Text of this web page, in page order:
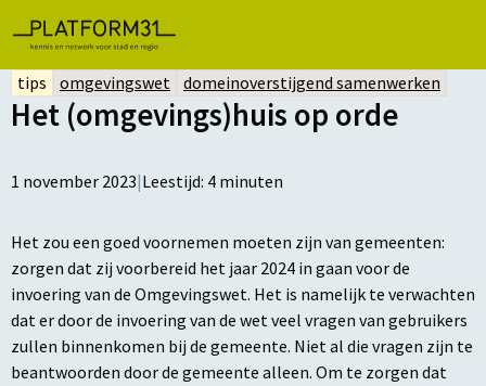
tips omgevingswet domeinoverstijgend samenwerken
Het (omgevings)huis op orde
1 november 2023|Leestijd: 4 minuten
Het zou een goed voornemen moeten zijn van gemeenten:
zorgen dat zij voorbereid het jaar 2024 in gaan voor de
invoering van de Omgevingswet. Het is namelijk te verwachten
dat er door de invoering van de wet veel vragen van gebruikers
zullen binnenkomen bij de gemeente. Niet al die vragen zijn te
beantwoorden door de gemeente alleen. Om te zorgen dat